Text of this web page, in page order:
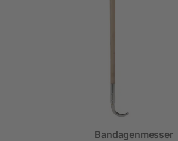
Bandagenmesser